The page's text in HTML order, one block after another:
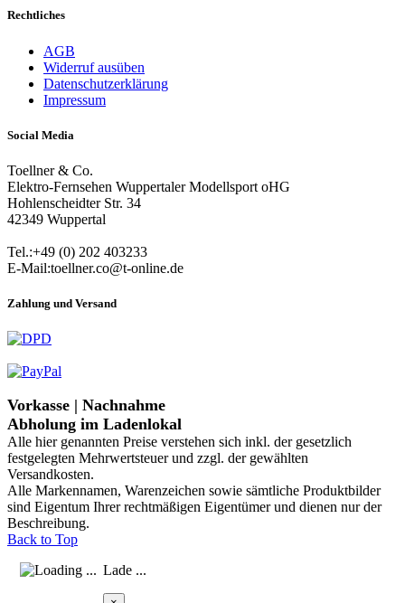
Rechtliches
AGB
Widerruf ausüben
Datenschutzerklärung
Impressum
Social Media
Toellner & Co.
Elektro-Fernsehen Wuppertaler Modellsport oHG
Hohlenscheidter Str. 34
42349 Wuppertal
Tel.:+49 (0) 202 403233
E-Mail:toellner.co@t-online.de
Zahlung und Versand
Vorkasse | Nachnahme
Abholung im Ladenlokal
Alle hier genannten Preise verstehen sich inkl. der gesetzlich
festgelegten Mehrwertsteuer und zzgl. der gewählten
Versandkosten.
Alle Markennamen, Warenzeichen sowie sämtliche Produktbilder
sind Eigentum Ihrer rechtmäßigen Eigentümer und dienen nur der
Beschreibung.
Back to Top
Lade ...